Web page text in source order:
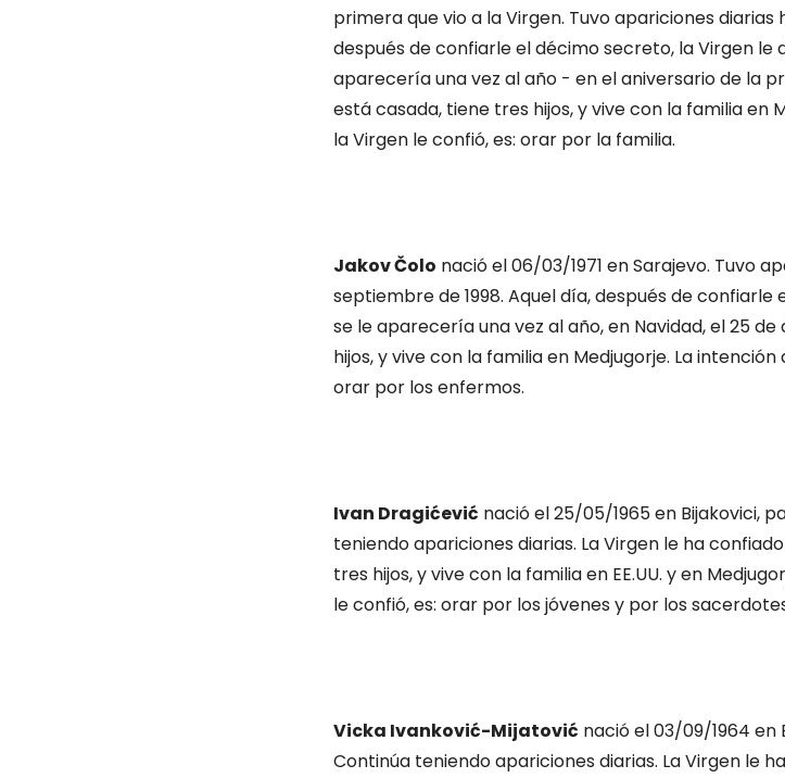
primera que vio a la Virgen. Tuvo apariciones diarias
después de confiarle el décimo secreto, la Virgen le
aparecería una vez al año - en el aniversario de la
está casada, tiene tres hijos, y vive con la familia en
la Virgen le confió, es: orar por la familia.
Jakov Čolo nació el 06/03/1971 en Sarajevo. Tuvo
septiembre de 1998. Aquel día, después de
se le aparecería una vez al año, en Navidad, el 25
hijos, y vive con la familia en Medjugorje. La
orar por los enfermos.
Ivan Dragićević nació el 25/05/1965 en Bijakovici,
teniendo apariciones diarias. La Virgen le ha
tres hijos, y vive con la familia en EE.UU. y en
le confió, es: orar por los jóvenes y por los
Vicka Ivanković-Mijatović nació el 03/09/1964 en
Continúa teniendo apariciones diarias. La Virgen le